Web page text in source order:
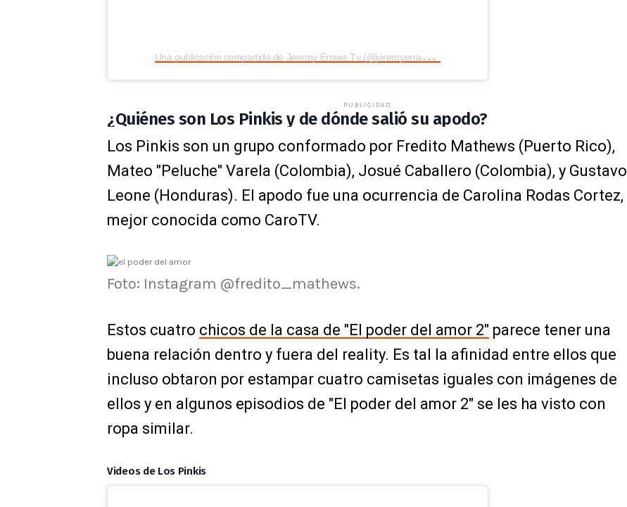
U
na publicación compartida de Jeremy Erraez Tv (@jeremyerraez_tv)
PUBLICIDAD
¿Quiénes son Los Pinkis y de dónde salió su apodo?
Los Pinkis son un grupo conformado por Fredito Mathews (Puerto Rico),
Mateo "Peluche" Varela (Colombia), Josué Caballero (Colombia), y Gustavo
Leone (Honduras). El apodo fue una ocurrencia de Carolina Rodas Cortez,
mejor conocida como CaroTV.
Foto: Instagram @fredito_mathews.
Estos cuatro chicos de la casa de "El poder del amor 2" parece tener una
buena relación dentro y fuera del reality. Es tal la afinidad entre ellos que
incluso obtaron por estampar cuatro camisetas iguales con imágenes de
ellos y en algunos episodios de "El poder del amor 2" se les ha visto con
ropa similar.
Videos de Los Pinkis